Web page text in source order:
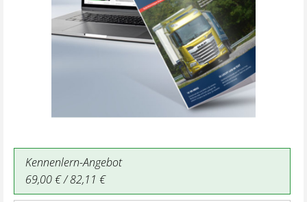
Kennenlern-Angebot
69,00 € / 82,11 €